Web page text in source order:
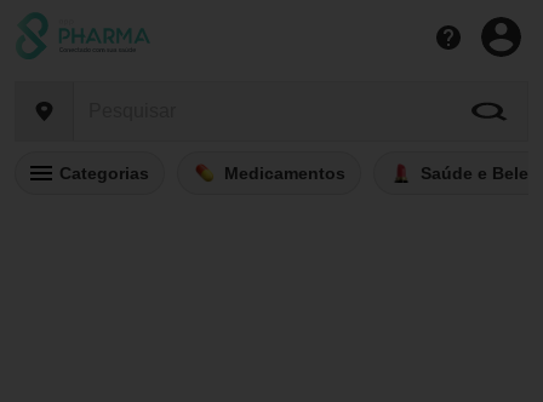
Categorias Medicamentos Saúde e